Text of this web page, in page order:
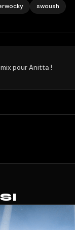
swoush
pour Anitta !